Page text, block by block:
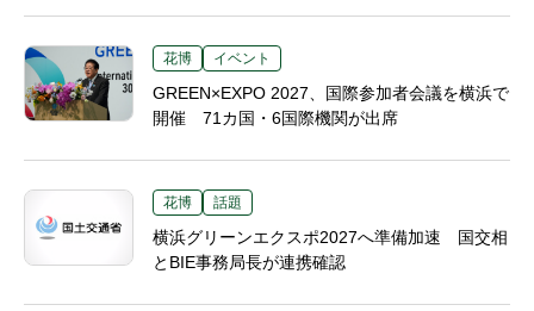
花博 イベント
GREEN×EXPO 2027、国際参加者会議を横浜で
開催 71カ国・6国際機関が出席
花博 話題
横浜グリーンエクスポ2027へ準備加速 国交相
とBIE事務局長が連携確認